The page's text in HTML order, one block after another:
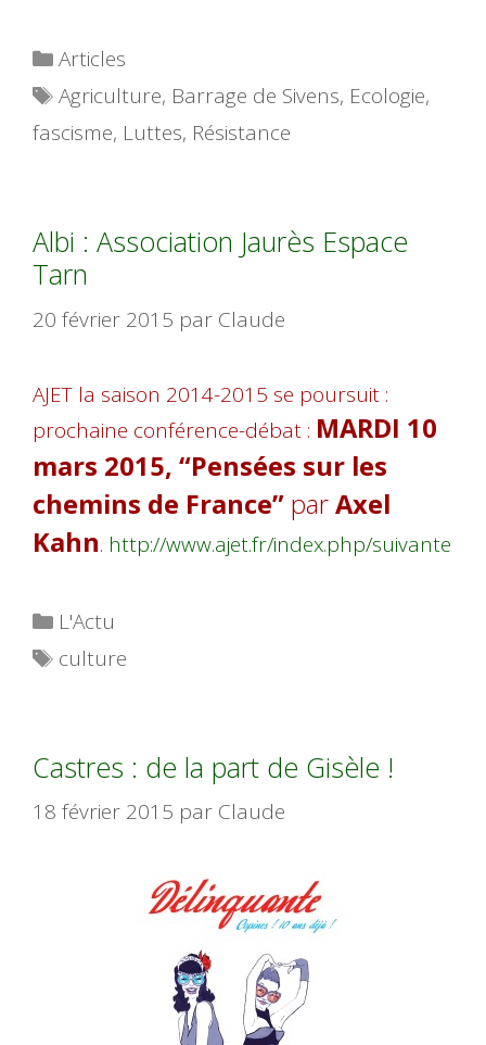
Catégories
Articles
Étiquettes
Agriculture, Barrage de Sivens, Ecologie,
fascisme, Luttes, Résistance
Albi : Association Jaurès Espace
Tarn
20 février 2015 par Claude
AJET la saison 2014-2015 se poursuit :
prochaine conférence-débat : MARDI 10
mars 2015, “Pensées sur les
chemins de France” parAxel
Kahn. http://www.ajet.fr/index.php/suivante
Catégories
L'Actu
Étiquettes
culture
Castres : de la part de Gisèle !
18 février 2015 par Claude